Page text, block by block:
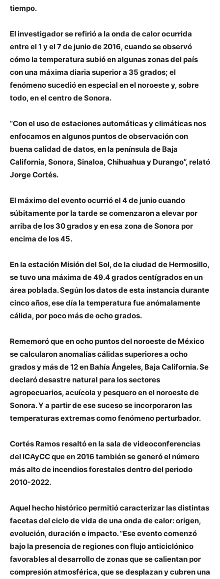
tiempo.
El investigador se refirió a la onda de calor ocurrida
entre el 1 y el 7 de junio de 2016, cuando se observó
cómo la temperatura subió en algunas zonas del país
con una máxima diaria superior a 35 grados; el
fenómeno sucedió en especial en el noroeste y, sobre
todo, en el centro de Sonora.
“Con el uso de estaciones automáticas y climáticas nos
enfocamos en algunos puntos de observación con
buena calidad de datos, en la península de Baja
California, Sonora, Sinaloa, Chihuahua y Durango”, relató
Jorge Cortés.
El máximo del evento ocurrió el 4 de junio cuando
súbitamente por la tarde se comenzaron a elevar por
arriba de los 30 grados y en esa zona de Sonora por
encima de los 45.
En la estación Misión del Sol, de la ciudad de Hermosillo,
se tuvo una máxima de 49.4 grados centígrados en un
área poblada. Según los datos de esta instancia durante
cinco años, ese día la temperatura fue anómalamente
cálida, por poco más de ocho grados.
Rememoró que en ocho puntos del noroeste de México
se calcularon anomalías cálidas superiores a ocho
grados y más de 12 en Bahía Ángeles, Baja California. Se
declaró desastre natural para los sectores
agropecuarios, acuícola y pesquero en el noroeste de
Sonora. Y a partir de ese suceso se incorporaron las
temperaturas extremas como fenómeno perturbador.
Cortés Ramos resaltó en la sala de videoconferencias
del ICAyCC que en 2016 también se generó el número
más alto de incendios forestales dentro del periodo
2010-2022.
Aquel hecho histórico permitió caracterizar las distintas
facetas del ciclo de vida de una onda de calor: origen,
evolución, duración e impacto. “Ese evento comenzó
bajo la presencia de regiones con flujo anticiclónico
favorables al desarrollo de zonas que se calientan por
compresión atmosférica, que se desplazan y cubren una